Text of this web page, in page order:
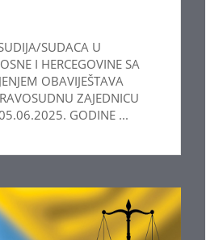
SUDACA U
I HERCEGOVINE SA
OBAVIJEŠTAVA
ZAJEDNICU
GODINE ...